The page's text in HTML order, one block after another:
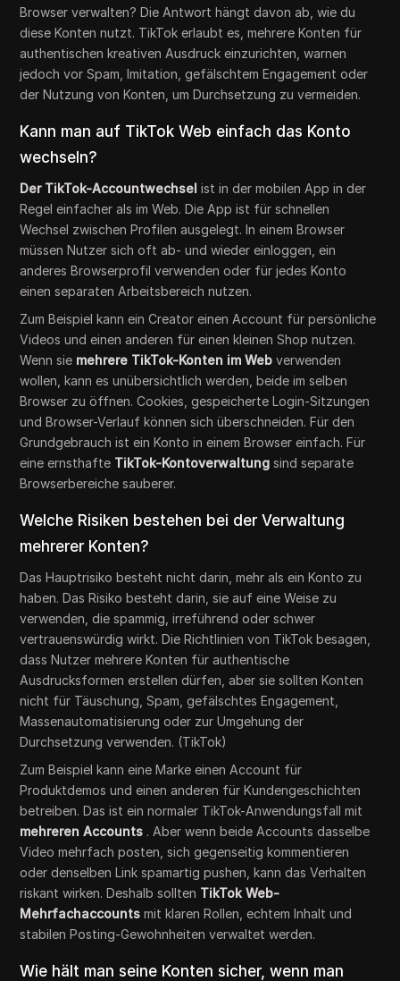
Browser verwalten? Die Antwort hängt davon ab, wie du
diese Konten nutzt. TikTok erlaubt es, mehrere Konten für
authentischen kreativen Ausdruck einzurichten, warnen
jedoch vor Spam, Imitation, gefälschtem Engagement oder
der Nutzung von Konten, um Durchsetzung zu vermeiden.
Kann man auf TikTok Web einfach das Konto
wechseln?
Der TikTok-Accountwechsel ist in der mobilen App in der
Regel einfacher als im Web. Die App ist für schnellen
Wechsel zwischen Profilen ausgelegt. In einem Browser
müssen Nutzer sich oft ab- und wieder einloggen, ein
anderes Browserprofil verwenden oder für jedes Konto
einen separaten Arbeitsbereich nutzen.
Zum Beispiel kann ein Creator einen Account für persönliche
Videos und einen anderen für einen kleinen Shop nutzen.
Wenn sie mehrere TikTok-Konten im Web verwenden
wollen, kann es unübersichtlich werden, beide im selben
Browser zu öffnen. Cookies, gespeicherte Login-Sitzungen
und Browser-Verlauf können sich überschneiden. Für den
Grundgebrauch ist ein Konto in einem Browser einfach. Für
eine ernsthafte TikTok-Kontoverwaltung sind separate
Browserbereiche sauberer.
Welche Risiken bestehen bei der Verwaltung
mehrerer Konten?
Das Hauptrisiko besteht nicht darin, mehr als ein Konto zu
haben. Das Risiko besteht darin, sie auf eine Weise zu
verwenden, die spammig, irreführend oder schwer
vertrauenswürdig wirkt. Die Richtlinien von TikTok besagen,
dass Nutzer mehrere Konten für authentische
Ausdrucksformen erstellen dürfen, aber sie sollten Konten
nicht für Täuschung, Spam, gefälschtes Engagement,
Massenautomatisierung oder zur Umgehung der
Durchsetzung verwenden. (TikTok)
Zum Beispiel kann eine Marke einen Account für
Produktdemos und einen anderen für Kundengeschichten
betreiben. Das ist ein normaler TikTok-Anwendungsfall mit
mehreren Accounts . Aber wenn beide Accounts dasselbe
Video mehrfach posten, sich gegenseitig kommentieren
oder denselben Link spamartig pushen, kann das Verhalten
riskant wirken. Deshalb sollten TikTok Web-
Mehrfachaccounts mit klaren Rollen, echtem Inhalt und
stabilen Posting-Gewohnheiten verwaltet werden.
Wie hält man seine Konten sicher, wenn man